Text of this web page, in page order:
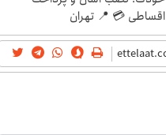
اقساطی 💳 📍 تهران